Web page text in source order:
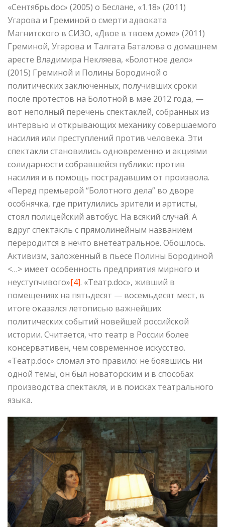
«Сентябрь.doc» (2005) о Беслане, «1.18» (2011)
Угарова и Греминой о смерти адвоката
Магнитского в СИЗО, «Двое в твоем доме» (2011)
Греминой, Угарова и Талгата Баталова о домашнем
аресте Владимира Некляева, «Болотное дело»
(2015) Греминой и Полины Бородиной о
политических заключенных, получивших сроки
после протестов на Болотной в мае 2012 года, —
вот неполный перечень спектаклей, собранных из
интервью и открывающих механику совершаемого
насилия или преступлений против человека. Эти
спектакли становились одновременно и акциями
солидарности собравшейся публики: против
насилия и в помощь пострадавшим от произвола.
«Перед премьерой “Болотного дела” во дворе
особнячка, где притулились зрители и артисты,
стоял полицейский автобус. На всякий случай. А
вдруг спектакль с прямолинейным названием
переродится в нечто внетеатральное. Обошлось.
Активизм, заложенный в пьесе Полины Бородиной
<…> имеет особенность предприятия мирного и
неуступчивого»[4]. «Театр.doc», живший в
помещениях на пятьдесят — восемьдесят мест, в
итоге оказался летописью важнейших
политических событий новейшей российской
истории. Считается, что театр в России более
консервативен, чем современное искусство.
«Театр.doc» сломал это правило: не боявшись ни
одной темы, он был новаторским и в способах
производства спектакля, и в поисках театрального
языка.